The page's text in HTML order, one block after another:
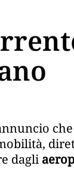
dagli